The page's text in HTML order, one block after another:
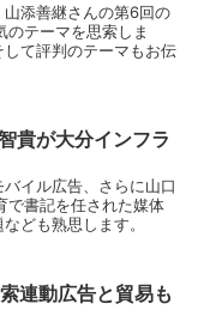
添善継さんの第6回の
のテーマを思索しま
て評判のテーマもお伝
貴が大分インフラ
イル広告、さらに山口
で書記を任された媒体
ども熟思します。
連動広告と貿易も